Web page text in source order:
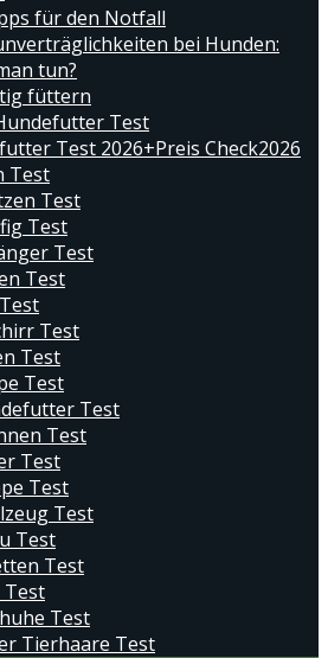
für den Notfall
bei Hunden:
tun?
füttern
Test
Test 2026+Preis Check2026
Test
Test
Test
Test
Test
Test
Test
Test
Test
Test
Test
Test
Test
Test
Test
Test
Test
Tierhaare Test